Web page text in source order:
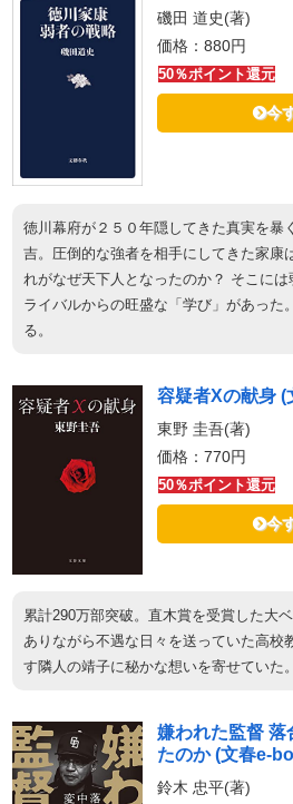
磯田 道史(著)
価格：880円
50％ポイント還元
今
徳川幕府が２５０年隠してきた真実を暴
吉。圧倒的な強者を相手にしてきた家康
れがなぜ天下人となったのか？ そこには
ライバルからの旺盛な「学び」があった
る。
容疑者Xの献身 (
東野 圭吾(著)
価格：770円
50％ポイント還元
今
累計290万部突破。直木賞を受賞した大
ありながら不遇な日々を送っていた高校
す隣人の靖子に秘かな想いを寄せていた。
嫌われた監督 落
たのか (文春e-
鈴木 忠平(著)